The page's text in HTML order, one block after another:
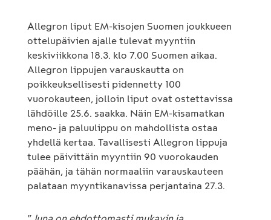
Allegron liput EM-kisojen Suomen joukkueen
ottelupäivien ajalle tulevat myyntiin
keskiviikkona 18.3. klo 7.00 Suomen aikaa.
Allegron lippujen varauskautta on
poikkeuksellisesti pidennetty 100
vuorokauteen, jolloin liput ovat ostettavissa
lähdöille 25.6. saakka. Näin EM-kisamatkan
meno- ja paluulippu on mahdollista ostaa
yhdellä kertaa. Tavallisesti Allegron lippuja
tulee päivittäin myyntiin 90 vuorokauden
päähän, ja tähän normaaliin varauskauteen
palataan myyntikanavissa perjantaina 27.3.